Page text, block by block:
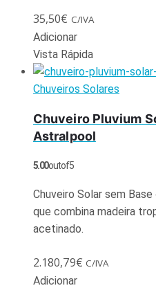
35,50€ C/IVA
Adicionar
Vista Rápida
Chuveiros Solares
Chuveiro Pluvium
Astralpool
5.00out of 5
Chuveiro Solar sem
que combina madeira
acetinado.
2.180,79€ C/IVA
Adicionar